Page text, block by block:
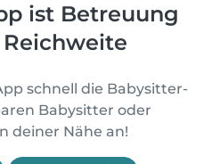
ist Betreuung
schnell die Babysitter-
Babysitter oder
deiner Nähe an!